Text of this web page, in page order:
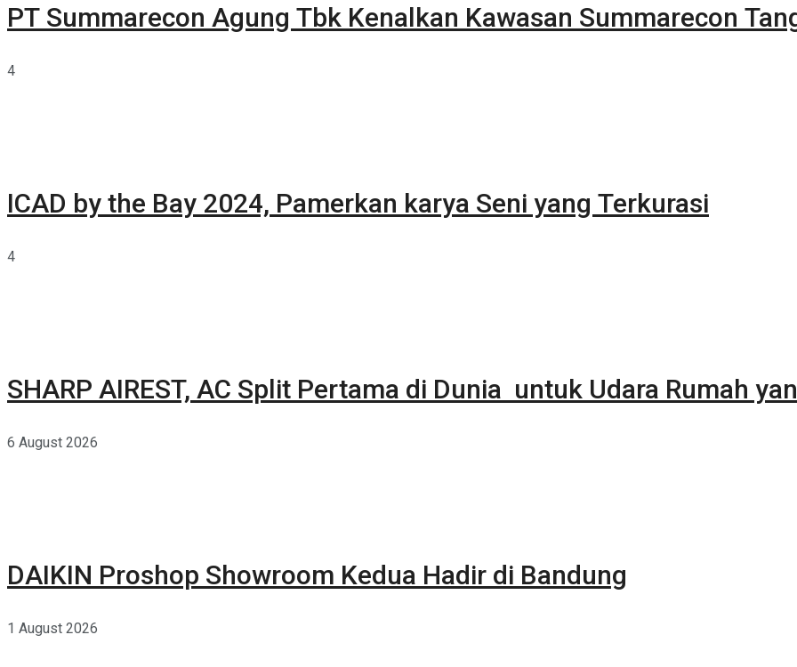
PT Summarecon Agung Tbk Kenalkan Kawasan Summarecon
4
ICAD by the Bay 2024, Pamerkan karya Seni yang Terkurasi
4
SHARP AIREST, AC Split Pertama di Dunia untuk Udara Rumah
6 August 2026
DAIKIN Proshop Showroom Kedua Hadir di Bandung
1 August 2026